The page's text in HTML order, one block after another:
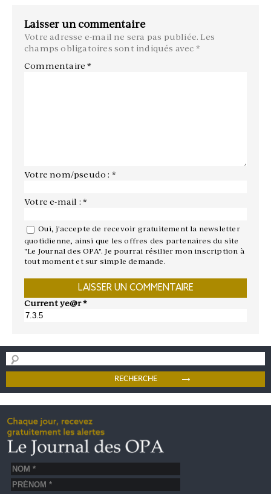
Laisser un commentaire
Votre adresse e-mail ne sera pas publiée. Les
champs obligatoires sont indiqués avec *
Commentaire*
Votre nom/pseudo : *
Votre e-mail : *
Oui, j'accepte de recevoir gratuitement la newsletter
quotidienne, ainsi que les offres des partenaires du site
"Le Journal des OPA". Je pourrai résilier mon inscription à
tout moment et sur simple demande.
Current ye@r*